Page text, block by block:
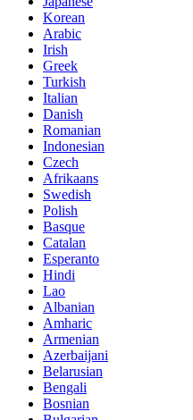
Korean
Arabic
Irish
Greek
Turkish
Italian
Danish
Romanian
Indonesian
Czech
Afrikaans
Swedish
Polish
Basque
Catalan
Esperanto
Hindi
Lao
Albanian
Amharic
Armenian
Azerbaijani
Belarusian
Bengali
Bosnian